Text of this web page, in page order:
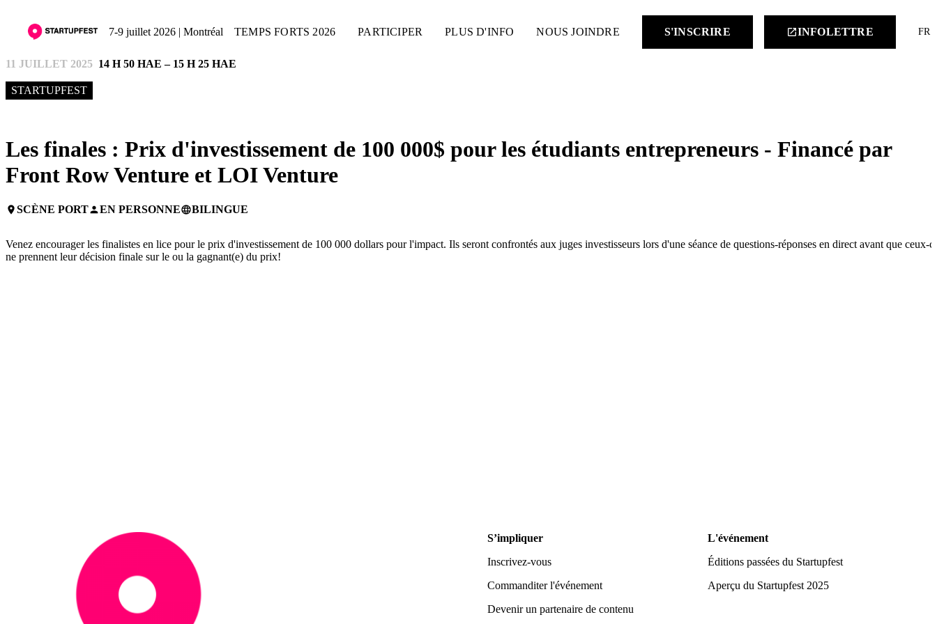
7-9 juillet 2026 | Montréal TEMPS FORTS 2026 PARTICIPER PLUS D'INFO NOUS JOINDRE S'INSCRIRE launchINFOLETTRE FR
11 JUILLET 2025 14 H 50 HAE – 15 H 25 HAE
STARTUPFEST
Les finales : Prix d'investissement de 100 000$ pour les étudiants entrepreneurs - Financé par
Front Row Venture et LOI Venture
placeSCÈNE PORTpersonEN PERSONNElanguageBILINGUE
Venez encourager les finalistes en lice pour le prix d'investissement de 100 000 dollars pour l'impact. Ils seront confrontés aux juges investisseurs lors d'une séance de questions-réponses en direct avant que ceux-ci
ne prennent leur décision finale sur le ou la gagnant(e) du prix!
S’impliquer
Inscrivez-vous
Commanditer l'événement
Devenir un partenaire de contenu
L'événement
Éditions passées du Startupfest
Aperçu du Startupfest 2025